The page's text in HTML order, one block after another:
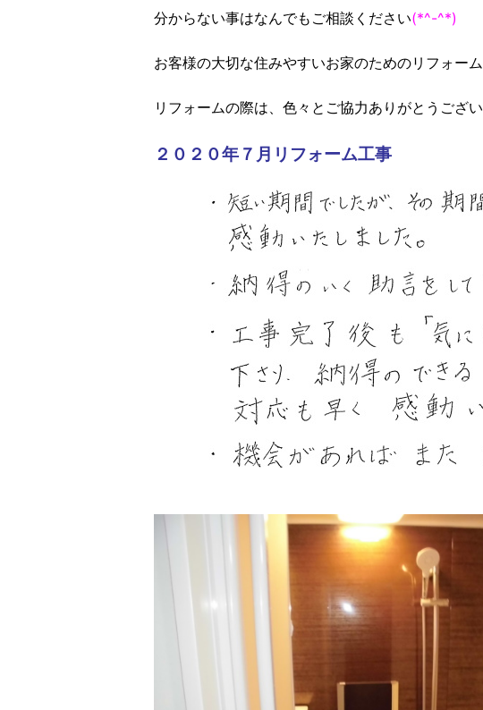
分からない事はなんでもご相談ください(*^-^*)
お客様の大切な住みやすいお家のためのリフォー
リフォームの際は、色々とご協力ありがとうござい
２０２０年７月リフォーム工事